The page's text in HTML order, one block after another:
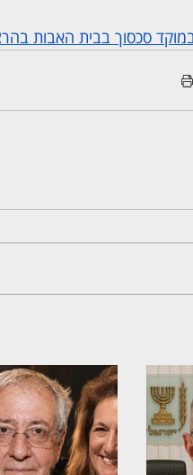
סכסוך בבית האבות